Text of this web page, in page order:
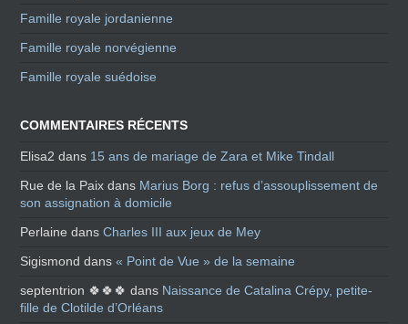
Famille royale jordanienne
Famille royale norvégienne
Famille royale suédoise
COMMENTAIRES RÉCENTS
Elisa2 dans 15 ans de mariage de Zara et Mike Tindall
Rue de la Paix dans Marius Borg : refus d’assouplissement de
son assignation à domicile
Perlaine dansCharles III aux jeux de Mey
Sigismond dans« Point de Vue » de la semaine
septentrion 🍀🍀🍀 dans Naissance de Catalina Crépy, petite-
fille de Clotilde d’Orléans